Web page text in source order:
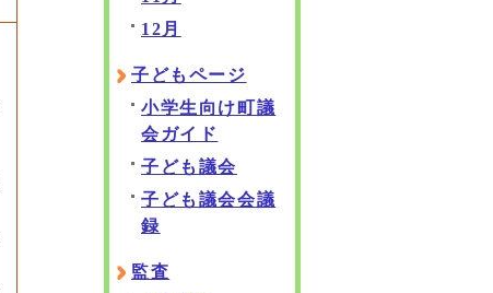
12月
子どもページ
小学生向け町議
会ガイド
子ども議会
子ども議会会議
録
監査